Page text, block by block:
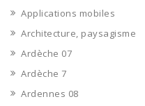
Applications mobiles
Architecture, paysagisme
Ardèche 07
Ardèche 7
Ardennes 08